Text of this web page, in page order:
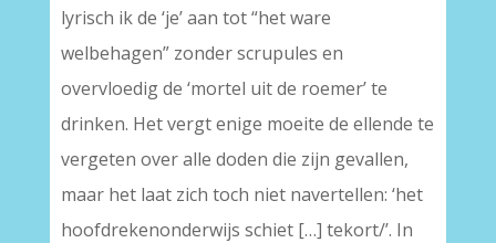
lyrisch ik de ‘je’ aan tot “het ware
welbehagen” zonder scrupules en
overvloedig de ‘mortel uit de roemer’ te
drinken. Het vergt enige moeite de ellende te
vergeten over alle doden die zijn gevallen,
maar het laat zich toch niet navertellen: ‘het
hoofdrekenonderwijs schiet […] tekort/’. In